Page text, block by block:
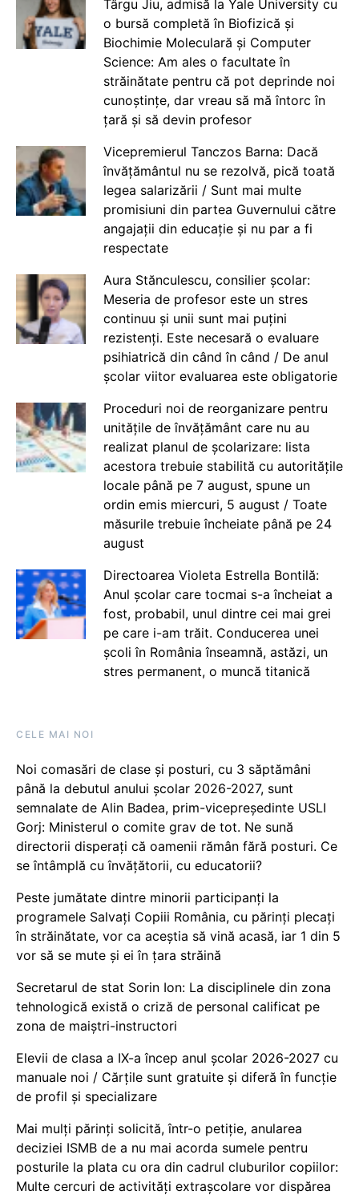
Târgu Jiu, admisă la Yale University cu
o bursă completă în Biofizică și
Biochimie Moleculară și Computer
Science: Am ales o facultate în
străinătate pentru că pot deprinde noi
cunoștințe, dar vreau să mă întorc în
țară și să devin profesor
Vicepremierul Tanczos Barna: Dacă
învățământul nu se rezolvă, pică toată
legea salarizării / Sunt mai multe
promisiuni din partea Guvernului către
angajații din educație și nu par a fi
respectate
Aura Stănculescu, consilier școlar:
Meseria de profesor este un stres
continuu și unii sunt mai puțini
rezistenți. Este necesară o evaluare
psihiatrică din când în când / De anul
școlar viitor evaluarea este obligatorie
Proceduri noi de reorganizare pentru
unitățile de învățământ care nu au
realizat planul de școlarizare: lista
acestora trebuie stabilită cu autoritățile
locale până pe 7 august, spune un
ordin emis miercuri, 5 august / Toate
măsurile trebuie încheiate până pe 24
august
Directoarea Violeta Estrella Bontilă:
Anul școlar care tocmai s-a încheiat a
fost, probabil, unul dintre cei mai grei
pe care i-am trăit. Conducerea unei
școli în România înseamnă, astăzi, un
stres permanent, o muncă titanică
CELE MAI NOI
Noi comasări de clase și posturi, cu 3 săptămâni
până la debutul anului școlar 2026-2027, sunt
semnalate de Alin Badea, prim-vicepreședinte USLI
Gorj: Ministerul o comite grav de tot. Ne sună
directorii disperați că oamenii rămân fără posturi. Ce
se întâmplă cu învățătorii, cu educatorii?
Peste jumătate dintre minorii participanți la
programele Salvați Copiii România, cu părinți plecați
în străinătate, vor ca aceștia să vină acasă, iar 1 din 5
vor să se mute și ei în țara străină
Secretarul de stat Sorin Ion: La disciplinele din zona
tehnologică există o criză de personal calificat pe
zona de maiștri-instructori
Elevii de clasa a IX-a încep anul școlar 2026-2027 cu
manuale noi / Cărțile sunt gratuite și diferă în funcție
de profil și specializare
Mai mulți părinți solicită, într-o petiție, anularea
deciziei ISMB de a nu mai acorda sumele pentru
posturile la plata cu ora din cadrul cluburilor copiilor:
Multe cercuri de activități extrașcolare vor dispărea